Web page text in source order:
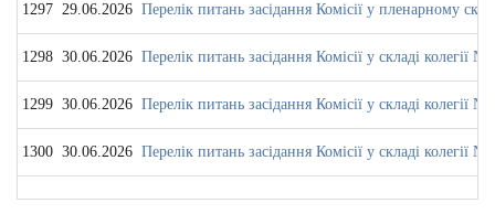
1297 29.06.2026 Перелік питань засідання Комісії у пленарному
1298 30.06.2026 Перелік питань засідання Комісії у складі колегії №
1299 30.06.2026 Перелік питань засідання Комісії у складі колегії №
1300 30.06.2026 Перелік питань засідання Комісії у складі колегії №